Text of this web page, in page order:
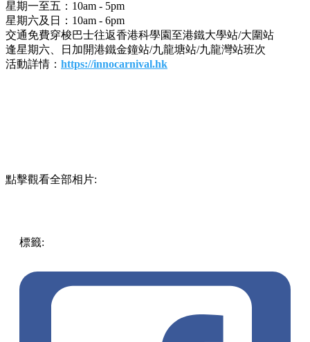
星期一至五：10am - 5pm
星期六及日：10am - 6pm
交通免費穿梭巴士往返香港科學園至港鐵大學站/大圍站
逢星期六、日加開港鐵金鐘站/九龍塘站/九龍灣站班次
活動詳情： https://innocarnival.hk
點擊觀看全部相片:
標籤: